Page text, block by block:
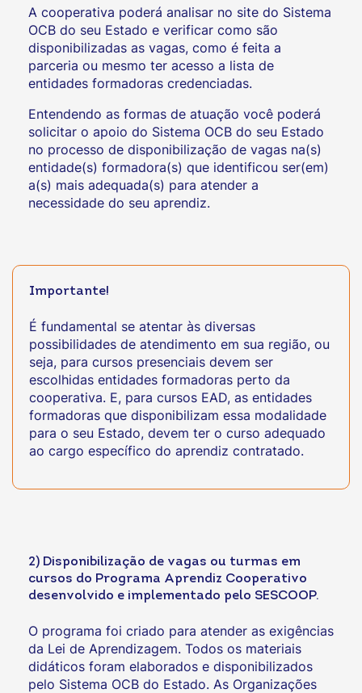
A cooperativa poderá analisar no site do Sistema
OCB do seu Estado e verificar como são
disponibilizadas as vagas, como é feita a
parceria ou mesmo ter acesso a lista de
entidades formadoras credenciadas.
Entendendo as formas de atuação você poderá
solicitar o apoio do Sistema OCB do seu Estado
no processo de disponibilização de vagas na(s)
entidade(s) formadora(s) que identificou ser(em)
a(s) mais adequada(s) para atender a
necessidade do seu aprendiz.
Importante!
É fundamental se atentar às diversas
possibilidades de atendimento em sua região, ou
seja, para cursos presenciais devem ser
escolhidas entidades formadoras perto da
cooperativa. E, para cursos EAD, as entidades
formadoras que disponibilizam essa modalidade
para o seu Estado, devem ter o curso adequado
ao cargo específico do aprendiz contratado.
2) Disponibilização de vagas ou turmas em
cursos do Programa Aprendiz Cooperativo
desenvolvido e implementado pelo SESCOOP.
O programa foi criado para atender as exigências
da Lei de Aprendizagem. Todos os materiais
didáticos foram elaborados e disponibilizados
pelo Sistema OCB do Estado. As Organizações